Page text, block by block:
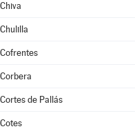
Chiva
Chulilla
Cofrentes
Corbera
Cortes de Pallás
Cotes